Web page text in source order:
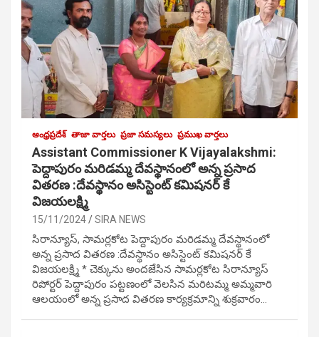
ఆంధ్రప్రదేశ్ తాజా వార్తలు ప్రజా సమస్యలు ప్రముఖ వార్తలు
Assistant Commissioner K Vijayalakshmi:
పెద్దాపురం మరిడమ్మ దేవస్థానంలో అన్న ప్రసాద
వితరణ :దేవస్థానం అసిస్టెంట్ కమిషనర్ కే
విజయలక్ష్మి
15/11/2024 SIRA NEWS
సిరాన్యూస్, సామర్లకోట పెద్దాపురం మరిడమ్మ దేవస్థానంలో
అన్న ప్రసాద వితరణ :దేవస్థానం అసిస్టెంట్ కమిషనర్ కే
విజయలక్ష్మి * చెక్కును అందజేసిన సామర్లకోట సిరాన్యూస్
రిపోర్టర్ పెద్దాపురం పట్టణంలో వెలసిన మరిటమ్మ అమ్మవారి
ఆలయంలో అన్న ప్రసాద వితరణ కార్యక్రమాన్ని శుక్రవారం…